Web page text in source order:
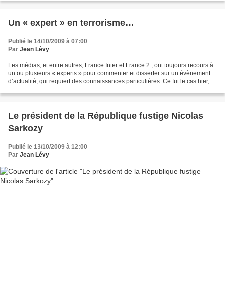
Un « expert » en terrorisme…
Publié le 14/10/2009 à 07:00
Par Jean Lévy
Les médias, et entre autres, France Inter et France 2 , ont toujours recours à
un ou plusieurs « experts » pour commenter et disserter sur un évènement
d’actualité, qui requiert des connaissances particulières. Ce fut le cas hier,
Le président de la République fustige Nicolas
Sarkozy
Publié le 13/10/2009 à 12:00
Par Jean Lévy